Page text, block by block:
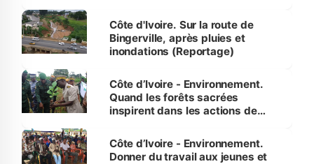
(Alassane Ouattara
Côte d'Ivoire. Sur la route de
Bingerville, après pluies et
inondations (Reportage)
Côte d’Ivoire - Environnement.
Quand les forêts sacrées
inspirent dans les actions de
Côte d’Ivoire - Environnement.
Donner du travail aux jeunes et